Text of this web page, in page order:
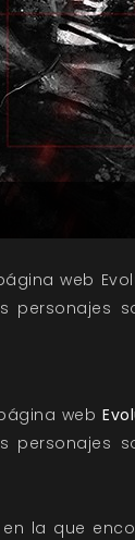
web
personajes
web
personajes
en la que